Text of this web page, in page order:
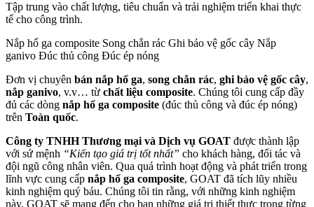
Tập trung vào chất lượng, tiêu chuẩn và trải nghiệm triển khai thực
tế cho công trình.
Nắp hố ga composite Song chắn rác Ghi bảo vệ gốc cây Nắp
ganivo Đúc thủ công Đúc ép nóng
Đơn vị chuyên bán nắp hố ga, song chắn rác, ghi bảo vệ gốc cây,
nắp ganivo, v.v… từ chất liệu composite. Chúng tôi cung cấp đầy
đủ các dòng nắp hố ga composite (đúc thủ công và đúc ép nóng)
trên Toàn quốc.
Công ty TNHH Thương mại và Dịch vụ GOAT được thành lập
với sứ mệnh “Kiến tạo giá trị tốt nhất” cho khách hàng, đối tác và
đội ngũ công nhân viên. Qua quá trình hoạt động và phát triển trong
lĩnh vực cung cấp nắp hố ga composite, GOAT đã tích lũy nhiều
kinh nghiệm quý báu. Chúng tôi tin rằng, với những kinh nghiệm
này, GOAT sẽ mang đến cho bạn những giá trị thiết thực trong từng